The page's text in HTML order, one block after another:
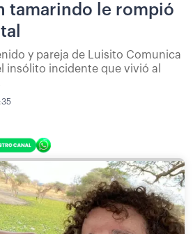
tamarindo le rompió
y pareja de Luisito Comunica
insólito incidente que vivió al